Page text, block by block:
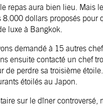
repas aura bien lieu. Mais
dollars proposés
luxe à Bangkok.
demandé à 15 autres
ensuite contacté un chef
de perdre sa troisième
étoilés au Japon.
sur le dîner controversé,